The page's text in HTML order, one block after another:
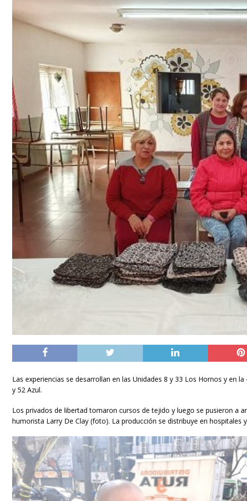
Las experiencias se desarrollan en las Unidades 8 y 33 Los Hornos y en
y 52 Azul.
Los privados de libertad tomaron cursos de tejido y luego se pusieron a
humorista Larry De Clay (foto). La producción se distribuye en hospitales